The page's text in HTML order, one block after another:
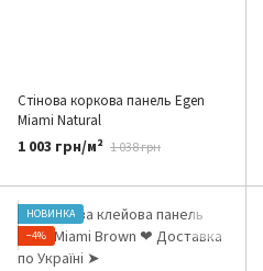
Стінова коркова панель Egen
Miami Natural
1 003 грн/м² 1 038 грн
НОВИНКА
−4%